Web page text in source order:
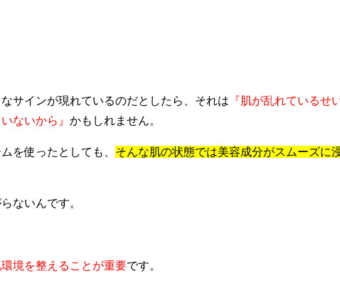
サインが現れているのだとしたら、それは 『肌が乱れているせ
ないから』 かもしれません。
を使ったとしても、 そんな肌の状態では美容成分がスムーズに
ないんです。
環境を整えることが重要です。